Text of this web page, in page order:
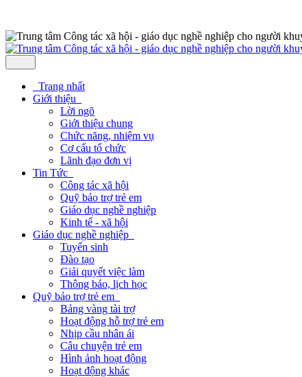
Trang nhất
Giới thiệu
Lời ngõ
Giới thiệu chung
Chức năng, nhiệm vụ
Cơ cấu tổ chức
Lãnh đạo đơn vị
Tin Tức
Công tác xã hội
Quỹ bảo trợ trẻ em
Giáo dục nghề nghiệp
Kinh tế - xã hội
Giáo dục nghề nghiệp
Tuyển sinh
Đào tạo
Giải quyết việc làm
Thông báo, lịch học
Quỹ bảo trợ trẻ em
Bảng vàng tài trợ
Hoạt động hỗ trợ trẻ em
Nhịp cầu nhân ái
Câu chuyện trẻ em
Hình ảnh hoạt động
Hoạt động khác